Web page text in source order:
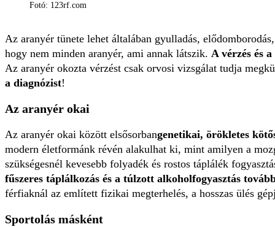
Fotó: 123rf.com
Az aranyér tünete lehet általában gyulladás,
hogy nem minden aranyér, ami annak látszik. A vérzés és
Az aranyér okozta vérzést csak orvosi vizsgálat tudja
a diagnózist!
Az aranyér okai
Az aranyér okai között elsősorbangenetikai, örökletes
modern életformánk révén alakulhat ki, mint amilyen a
szükségesnél kevesebb folyadék és rostos táplálék
fűszeres táplálkozás és a túlzott alkoholfogyasztás
férfiaknál az említett fizikai megterhelés, a hosszas ülés
Sportolás másként